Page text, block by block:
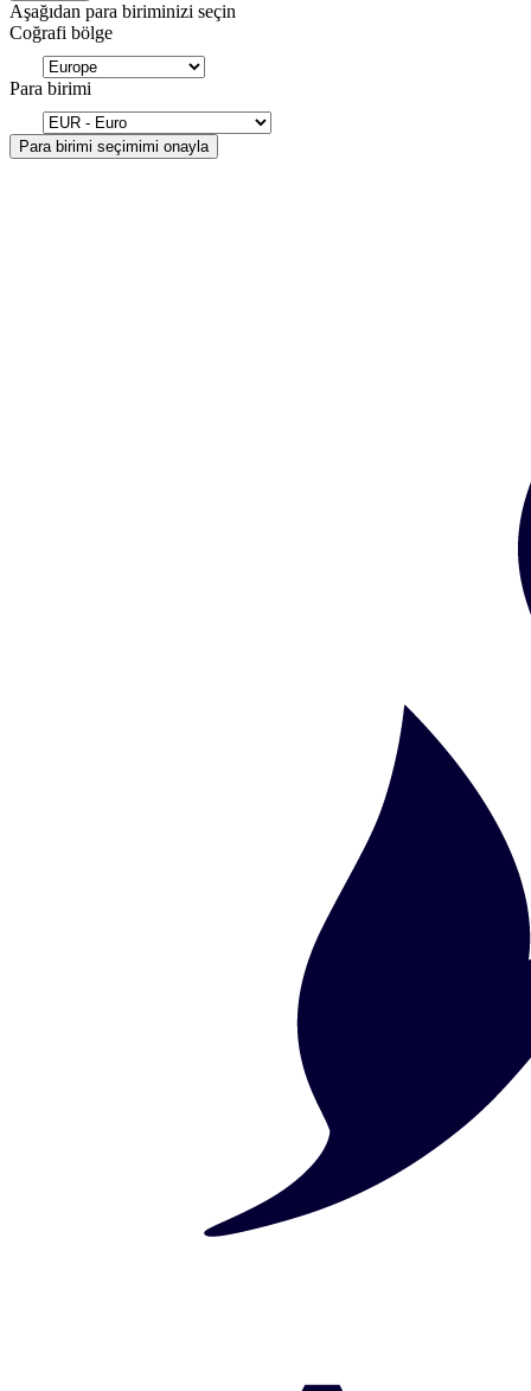
Aşağıdan para biriminizi seçin
Coğrafi bölge
Para birimi
Para birimi seçimimi onayla